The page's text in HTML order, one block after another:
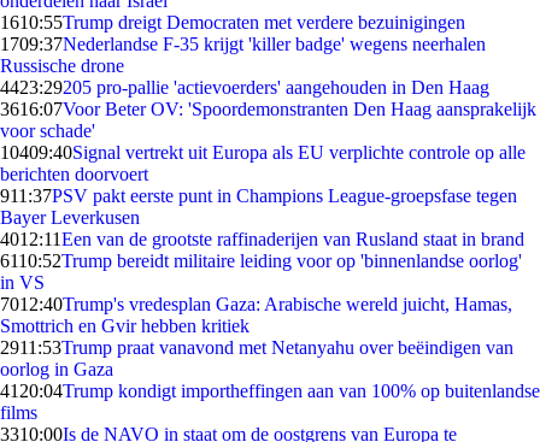
1610:55Trump dreigt Democraten met verdere bezuinigingen
1709:37Nederlandse F-35 krijgt 'killer badge' wegens neerhalen
Russische drone
4423:29205 pro-pallie 'actievoerders' aangehouden in Den Haag
3616:07Voor Beter OV: 'Spoordemonstranten Den Haag aansprakelijk
voor schade'
10409:40Signal vertrekt uit Europa als EU verplichte controle op alle
berichten doorvoert
911:37PSV pakt eerste punt in Champions League-groepsfase tegen
Bayer Leverkusen
4012:11Een van de grootste raffinaderijen van Rusland staat in brand
6110:52Trump bereidt militaire leiding voor op 'binnenlandse oorlog'
in VS
7012:40Trump's vredesplan Gaza: Arabische wereld juicht, Hamas,
Smottrich en Gvir hebben kritiek
2911:53Trump praat vanavond met Netanyahu over beëindigen van
oorlog in Gaza
41 20:04Trump kondigt importheffingen aan van 100% op buitenlandse
films
3310:00Is de NAVO in staat om de oostgrens van Europa te